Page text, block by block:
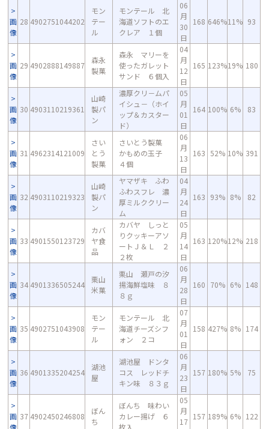
画
像
28 4902751044202
モン
テー
ル
モンテール 北
海道ソフトのエ
クレア １個
06
月
30
日
168 646%11% 93
画
像
29 4902888149887
森永
製菓
森永 マリーを
使ったガレット
サンド ６個入
04
月
12
日
165 123%19% 180
画
像
30 4903110219361
山崎
製パ
ン
濃厚クリ－ムパ
イシュ－（ホイ
ップ＆カスター
ド）
05
月
01
日
164 100% 6% 83
画
像
31 4962314121009
さい
とう
製菓
さいとう製菓
かもめの玉子
４個
06
月
13
日
163 52% 10% 391
画
像
32 4903110219323
山崎
製パ
ン
ヤマザキ ふわ
ふわスフレ 濃
厚ミルククリー
ム
04
月
24
日
163 93% 8% 82
画
像
33 4901550123729
カバ
ヤ食
品
カバヤ しっと
りクッキーアソ
ートＪ＆Ｌ ２
２枚
05
月
14
日
163 120%12% 218
画
像
34 4901336505244
栗山
米菓
栗山 瀬戸の汐
揚海鮮塩味 ８
８ｇ
06
月
28
日
160 70% 6% 148
画
像
35 4902751043908
モン
テー
ル
モンテール 北
海道チーズシフ
ォン ２コ
07
月
01
日
158 427% 8% 174
画
像
36 4901335204254
湖池
屋
湖池屋 ドンタ
コス レッドチ
キン味 ８３ｇ
06
月
23
日
157 180% 5% 75
画
像
37 4902450246808
ぼん
ち
ぼんち 味わい
カレー揚げ ６
枚入
05
月
17
157 189% 6% 122